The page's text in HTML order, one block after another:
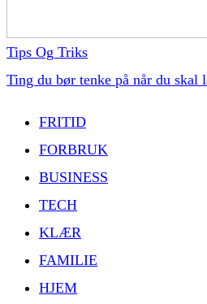
Tips Og Triks
Ting du bør tenke på når du skal
FRITID
FORBRUK
BUSINESS
TECH
KLÆR
FAMILIE
HJEM